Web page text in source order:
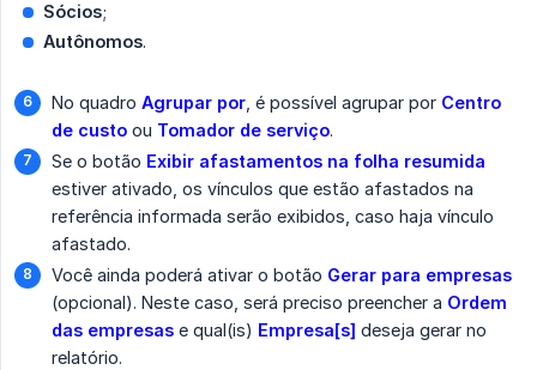
Sócios;
Autônomos.
No quadro Agrupar por , é possível agrupar por Centro
de custo ou Tomador de serviço.
Se o botão Exibir afastamentos na folha resumida
estiver ativado, os vínculos que estão afastados na
referência informada serão exibidos, caso haja vínculo
afastado.
Você ainda poderá ativar o botão Gerar para empresas
(opcional). Neste caso, será preciso preencher a Ordem
das empresas e qual(is) Empresa[s] deseja gerar no
relatório.